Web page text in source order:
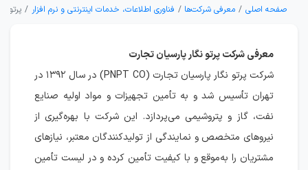
صفحه اصلی معرفی شرکت‌ها فناوری اطلاعات، خدمات اینترنتی و نرم افزار پرتو
معرفی شرکت پرتو نگار پارسیان تجارت
شرکت پرتو نگار پارسیان تجارت (PNPT CO) در سال ۱۳۹۲ در
تهران تأسیس شد و به تأمین تجهیزات و مواد اولیه صنایع
نفت، گاز و پتروشیمی می‌پردازد. این شرکت با بهره‌گیری از
نیروهای متخصص و نمایندگی از تولیدکنندگان معتبر، نیازهای
مشتریان را به‌موقع و با کیفیت تأمین کرده و در لیست تأمین